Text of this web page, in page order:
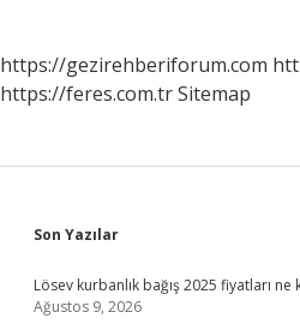
https://gezirehberiforum.com
https://feres.com.trSitemap
Sidebar
Son Yazılar
Lösev kurbanlık bağış 2025 fiyatları ne
Ağustos 9, 2026